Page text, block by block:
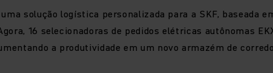
solução logística personalizada para a SKF, baseada
16 selecionadoras de pedidos elétricas autônomas
a produtividade em um novo armazém de